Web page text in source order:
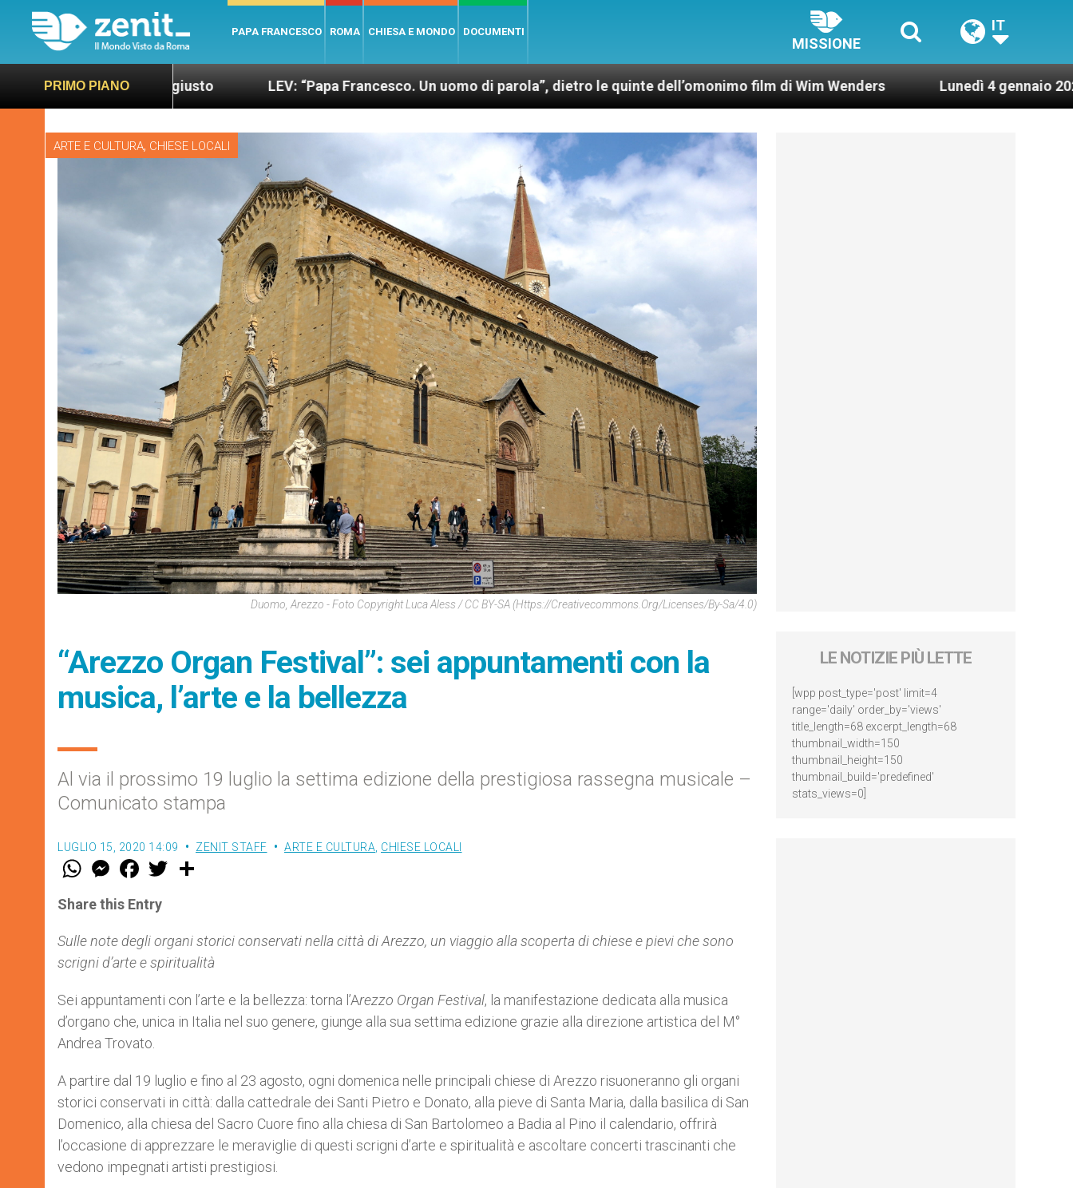
PAPA FRANCESCO ROMA CHIESA E MONDO DOCUMENTI
MISSIONE
IT
PRIMO PIANO
sano e giusto LEV: “Papa Francesco. Un uomo di parola”, dietro le quinte dell’omonimo film di Wim Wenders Lunedì 4 gennaio 2021: Possesso
ARTE E CULTURA, CHIESE LOCALI
Duomo, Arezzo - Foto Copyright Luca Aless / CC BY-SA (https://creativecommons.org/licenses/by-Sa/4.0)
“Arezzo Organ Festival”: sei appuntamenti con la
musica, l’arte e la bellezza
Al via il prossimo 19 luglio la settima edizione della prestigiosa rassegna musicale –
Comunicato stampa
LUGLIO 15, 2020 14:09 ZENIT STAFF ARTE E CULTURA CHIESE LOCALI
W
t
s
p
p
M
e
s
e
g
e
r
F
a
e
b
o
k
w
r
Share this Entry
Sulle note degli organi storici conservati nella città di Arezzo, un viaggio alla scoperta di chiese e pievi che sono
scrigni d’arte e spiritualità
Sei appuntamenti con l’arte e la bellezza: torna l’Arezzo Organ Festival, la manifestazione dedicata alla musica
d’organo che, unica in Italia nel suo genere, giunge alla sua settima edizione grazie alla direzione artistica del M°
Andrea Trovato.
A partire dal 19 luglio e fino al 23 agosto, ogni domenica nelle principali chiese di Arezzo risuoneranno gli organi
storici conservati in città: dalla cattedrale dei Santi Pietro e Donato, alla pieve di Santa Maria, dalla basilica di San
Domenico, alla chiesa del Sacro Cuore fino alla chiesa di San Bartolomeo a Badia al Pino il calendario, offrirà
l’occasione di apprezzare le meraviglie di questi scrigni d’arte e spiritualità e ascoltare concerti trascinanti che
vedono impegnati artisti prestigiosi.
LE NOTIZIE PIÙ LETTE
[wpp post_type='post' limit=4
range='daily' order_by='views'
title_length=68 excerpt_length=68
thumbnail_width=150
thumbnail_height=150
thumbnail_build='predefined'
stats_views=0]